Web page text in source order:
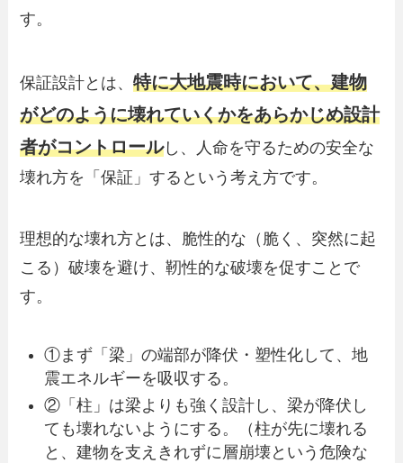
す。
保証設計とは、特に大地震時において、建物
がどのように壊れていくかをあらかじめ設計
者がコントロールし、人命を守るための安全な
壊れ方を「保証」するという考え方です。
理想的な壊れ方とは、脆性的な（脆く、突然に起
こる）破壊を避け、靭性的な破壊を促すことで
す。
①まず「梁」の端部が降伏・塑性化して、地
震エネルギーを吸収する。
②「柱」は梁よりも強く設計し、梁が降伏し
ても壊れないようにする。（柱が先に壊れる
と、建物を支えきれずに層崩壊という危険な